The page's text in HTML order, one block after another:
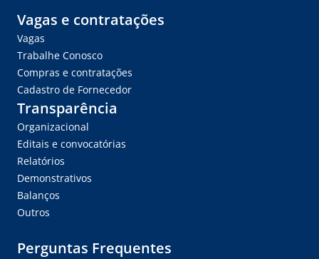
Vagas e contratações
Vagas
Trabalhe Conosco
Compras e contratações
Cadastro de Fornecedor
Transparência
Organizacional
Editais e convocatórias
Relatórios
Demonstrativos
Balanços
Outros
Perguntas Frequentes